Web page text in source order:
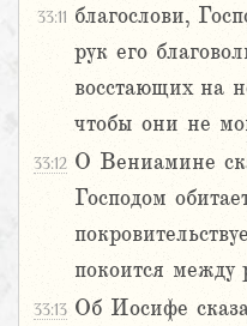
33:11 благослови,
рук его
восстающих на
чтобы они не
33:12 О Вениамине
Господом
покоится
33:13 Об Иосифе